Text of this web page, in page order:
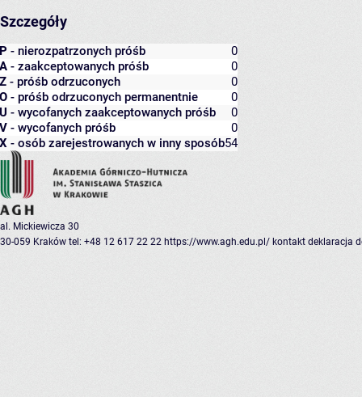
Szczegóły
P - nierozpatrzonych próśb
0
A - zaakceptowanych próśb
0
Z - próśb odrzuconych
0
O - próśb odrzuconych permanentnie
0
U - wycofanych zaakceptowanych próśb
0
V - wycofanych próśb
0
X - osób zarejestrowanych w inny sposób54
al. Mickiewicza 30
30-059 Kraków tel: +48 12 617 22 22 https://www.agh.edu.pl/ kontakt deklaracja